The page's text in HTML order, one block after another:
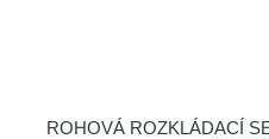
ROHOVÁ ROZKLÁDACÍ